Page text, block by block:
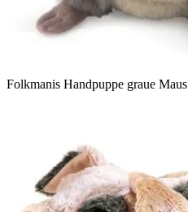
Folkmanis Handpuppe graue Maus